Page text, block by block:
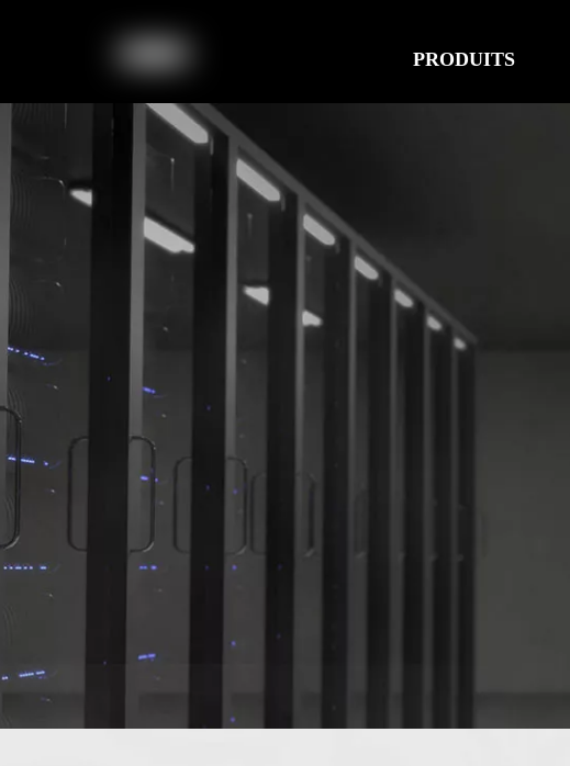
PRODUITS